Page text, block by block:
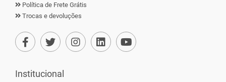
Política de Frete Grátis
Trocas e devoluções
Institucional